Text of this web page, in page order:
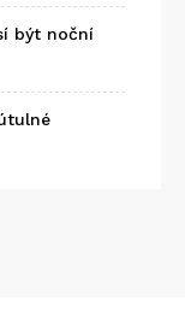
být noční